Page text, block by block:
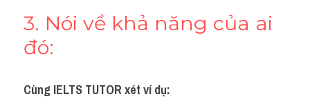
3. Nói về khả năng của ai
đó:
Cùng IELTS TUTOR xét ví dụ: